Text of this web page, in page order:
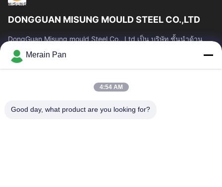
DONGGUAN MISUNG MOULD STEEL CO.,LTD
DongGuan Misung mould Steel Co., Ltd เป็น บริษัท ชั้นนำด้าน
การจัดหาเหล็กหล่อพลาสติก, เหล็กงานร้อน, เหล็กงานเย็น, เหล็ก
โครงสร้างโลหะผสม
ลิงก์ด่วน
สินค้า
แสดง VR
เกี่ยวกับเรา
Merain Pan
4:54 AM
Good day, what product are you looking for?